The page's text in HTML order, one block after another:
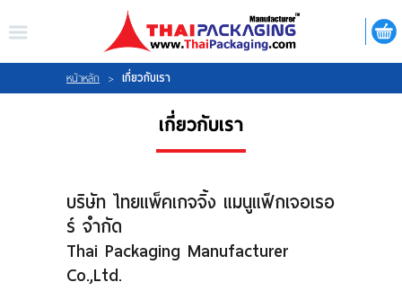
ไทย ENGLISH
LOGIN
My Wishlist
หน้าหลัก
เกี่ยวกับเรา
หน้าหลัก > เกี่ยวกับเรา
เกี่ยวกับเรา
บริษัท ไทยแพ็คเกจจิ้ง แมนูแฟ็กเจอเรอ
ร์ จำกัด
Thai Packaging Manufacturer
Co.,Ltd.